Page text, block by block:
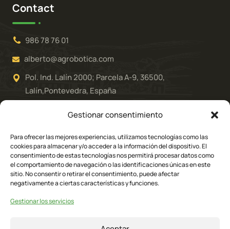
Gestionar consentimiento
Para ofrecer las mejores experiencias, utilizamos tecnologías como las
cookies para almacenar y/o acceder a la información del dispositivo. El
consentimiento de estas tecnologías nos permitirá procesar datos como
el comportamiento de navegación o las identificaciones únicas en este
sitio. No consentir o retirar el consentimiento, puede afectar
negativamente a ciertas características y funciones.
Gestionar los servicios
Contact
986 78 76 01
alberto@agrobotica.com
Pol. Ind. Lalín 2000; Parcela A-9, 36500,
Lalín,Pontevedra, España
© All Copyright Allplanet S.L.